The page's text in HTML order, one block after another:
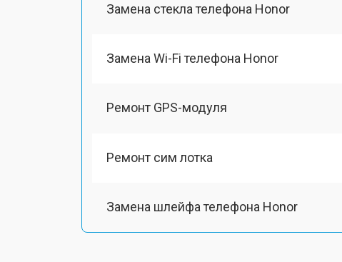
Замена стекла телефона Honor
Замена Wi-Fi телефона Honor
Ремонт GPS-модуля
Ремонт сим лотка
Замена шлейфа телефона Honor